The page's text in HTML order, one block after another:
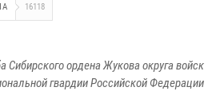
16118
Сибирского ордена Жукова округа войск
гвардии Российской Федерации